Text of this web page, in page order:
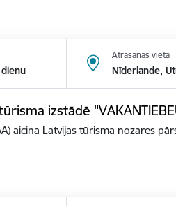
Atrašanās vieta
Nīderlande,
izstādē
aicina Latvijas tūrisma nozares